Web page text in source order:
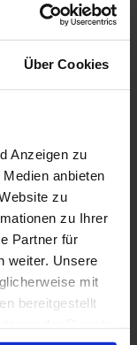
Über Cookies
Anzeigen zu
anbieten
zu
zu Ihrer
Partner für
weiter. Unsere
mit
bereitgestellt
1 Monat
Netz
Telefónica
suche